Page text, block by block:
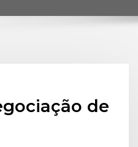
de